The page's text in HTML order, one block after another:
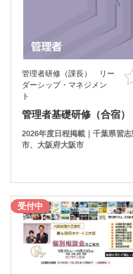
管理者研修（課長） リー
ダーシップ・マネジメン
ト
管理者基礎研修（合宿）
2026年度日程掲載｜千葉県習志
市、大阪府大阪市
受付中